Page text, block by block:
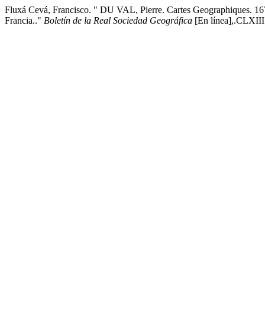
Fluxá Cevá, Francisco. " DU VAL, Pierre. Cartes Geographiques.
Francia.." Boletín de la Real Sociedad Geográfica [En línea],.CLXIII